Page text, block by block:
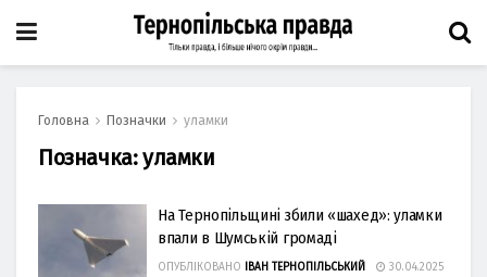
Головна Позначки уламки
Позначка:уламки
На Тернопільщині збили «шахед»: уламки
впали в Шумській громаді
ОПУБЛІКОВАНО ІВАН ТЕРНОПІЛЬСЬКИЙ 30.04.2025